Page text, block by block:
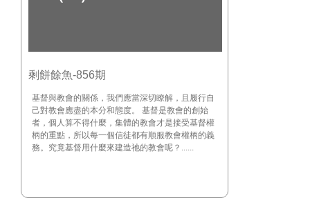
剩餅餘魚-856期
基督與教會的關係，我們應當深切瞭解，且履行自
己對教會應盡的本分和態度。 基督是教會的創始
者，個人算不得什麼，集體的教會才是接受基督權
柄的重點，所以每一個信徒都有順服教會權柄的義
務。究竟基督用什麼來建造祂的教會呢？......